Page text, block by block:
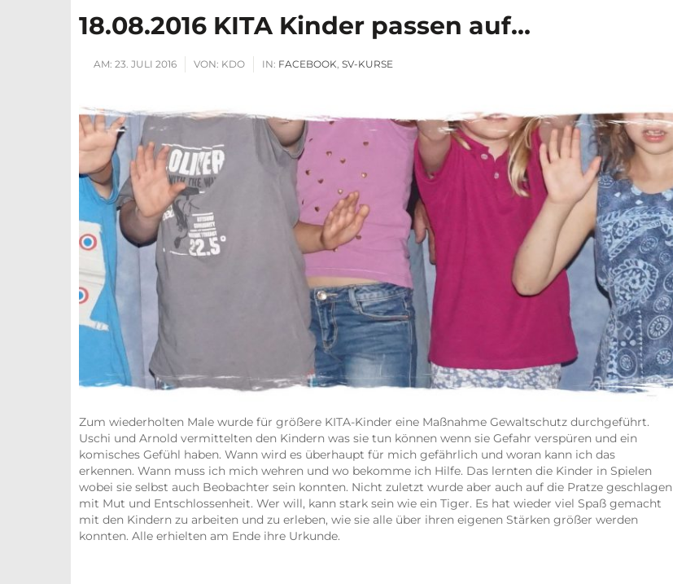
18.08.2016 KITA Kinder passen auf…
AM: 23. JULI 2016 VON: KDO IN: FACEBOOK, SV-KURSE
Zum wiederholten Male wurde für größere KITA-Kinder eine Maßnahme Gewaltschutz durchgeführt.
Uschi und Arnold vermittelten den Kindern was sie tun können wenn sie Gefahr verspüren und ein
komisches Gefühl haben. Wann wird es überhaupt für mich gefährlich und woran kann ich das
erkennen. Wann muss ich mich wehren und wo bekomme ich Hilfe. Das lernten die Kinder in Spielen
wobei sie selbst auch Beobachter sein konnten. Nicht zuletzt wurde aber auch auf die Pratze geschlagen
mit Mut und Entschlossenheit. Wer will, kann stark sein wie ein Tiger. Es hat wieder viel Spaß gemacht
mit den Kindern zu arbeiten und zu erleben, wie sie alle über ihren eigenen Stärken größer werden
konnten. Alle erhielten am Ende ihre Urkunde.